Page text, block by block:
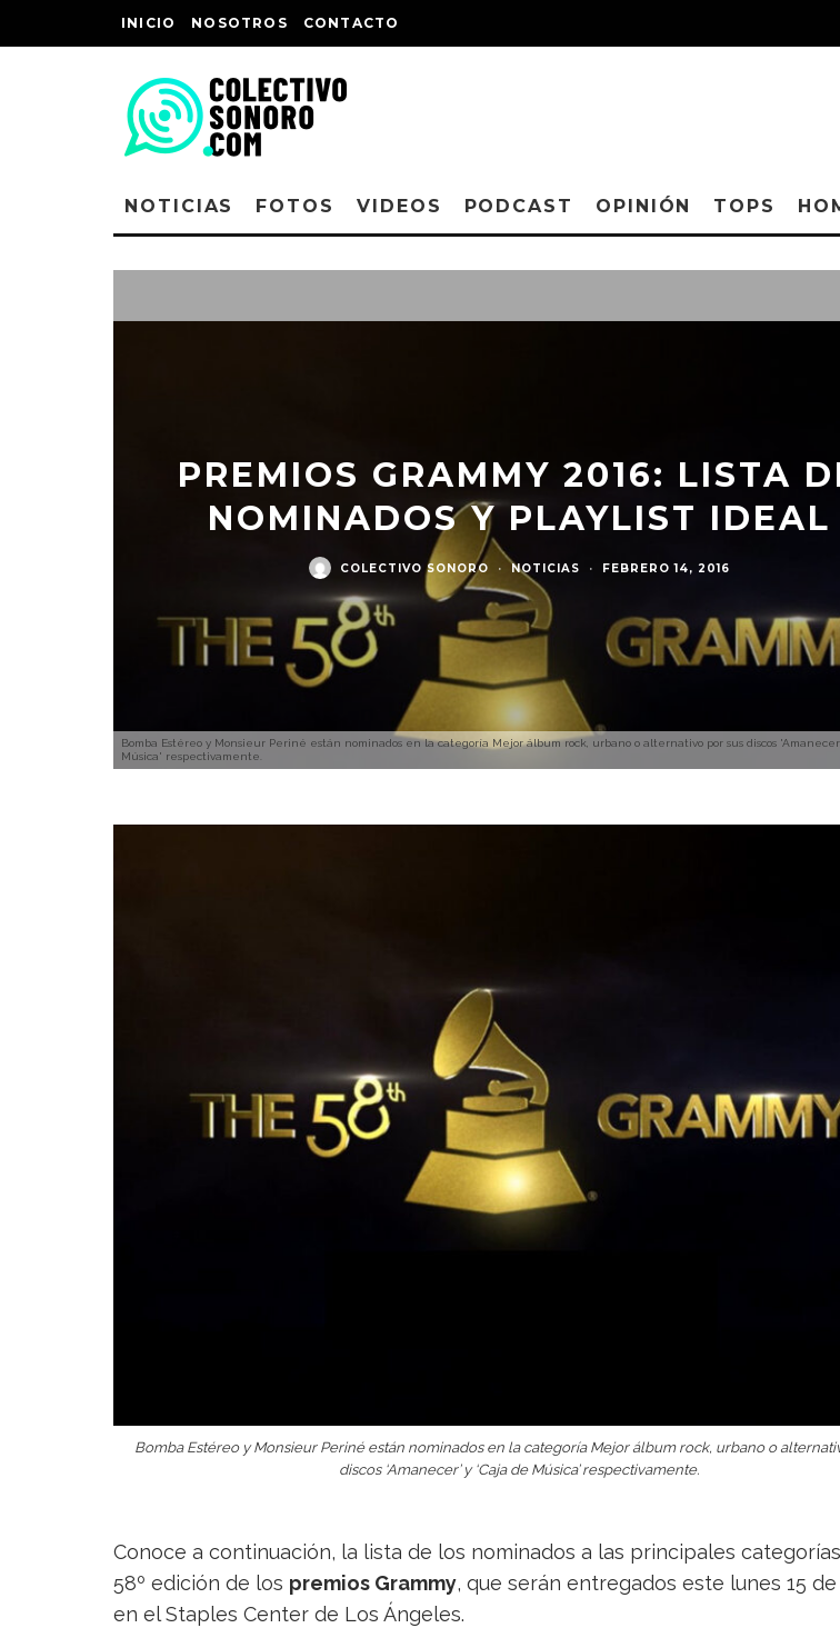
INICIO NOSOTROS CONTACTO
NOTICIAS FOTOS VIDEOS PODCAST OPINIÓN TOPS
Bomba Estéreo y Monsieur Periné están nominados en la categoría Mejor álbum rock, urbano o alternativo por sus discos
Música' respectivamente.
PREMIOS GRAMMY 2016: LISTA
NOMINADOS Y PLAYLIST IDEAL
COLECTIVO SONORO · NOTICIAS · FEBRERO 14, 2016
Bomba Estéreo y Monsieur Periné están nominados en la categoría Mejor álbum rock, urbano o
discos ‘Amanecer’ y ‘Caja de Música’ respectivamente.
Conoce a continuación, la lista de los nominados a las principales
58º edición de los premios Grammy, que serán entregados este lunes 15
en el Staples Center de Los Ángeles.